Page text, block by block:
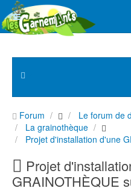
Forum
Le forum de
La grainothèque
Projet d'installation d'une
Projet
GRAINOTHÈQUE